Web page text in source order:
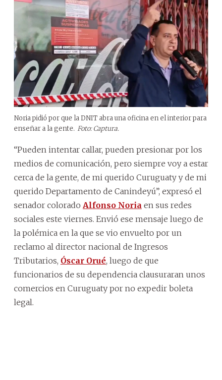
Noria pidió por que la DNIT abra una oficina en el interior para
enseñar a la gente. Foto: Captura.
“Pueden intentar callar, pueden presionar por los
medios de comunicación, pero siempre voy a estar
cerca de la gente, de mi querido Curuguaty y de mi
querido Departamento de Canindeyú”, expresó el
senador colorado Alfonso Noria en sus redes
sociales este viernes. Envió ese mensaje luego de
la polémica en la que se vio envuelto por un
reclamo al director nacional de Ingresos
Tributarios, Óscar Orué, luego de que
funcionarios de su dependencia clausuraran unos
comercios en Curuguaty por no expedir boleta
legal.